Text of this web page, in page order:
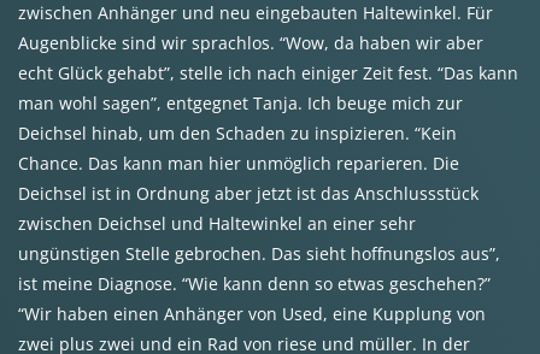
zwischen Anhänger und neu eingebauten Haltewinkel. Für
Augenblicke sind wir sprachlos. “Wow, da haben wir aber
echt Glück gehabt”, stelle ich nach einiger Zeit fest. “Das kann
man wohl sagen”, entgegnet Tanja. Ich beuge mich zur
Deichsel hinab, um den Schaden zu inspizieren. “Kein
Chance. Das kann man hier unmöglich reparieren. Die
Deichsel ist in Ordnung aber jetzt ist das Anschlussstück
zwischen Deichsel und Haltewinkel an einer sehr
ungünstigen Stelle gebrochen. Das sieht hoffnungslos aus”,
ist meine Diagnose. “Wie kann denn so etwas geschehen?”
“Wir haben einen Anhänger von Used, eine Kupplung von
zwei plus zwei und ein Rad von riese und müller. In der